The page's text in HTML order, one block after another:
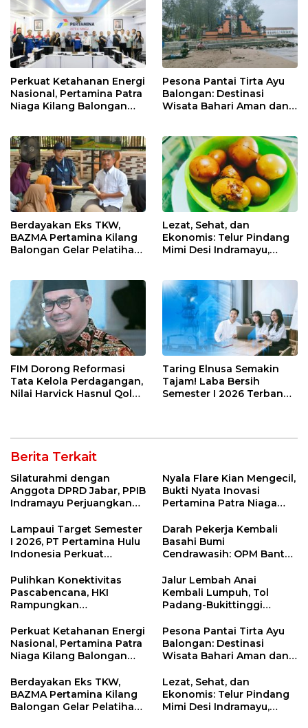
Perkuat Ketahanan Energi
Nasional, Pertamina Patra
Niaga Kilang Balongan
Pesona Pantai Tirta Ayu
Balongan: Destinasi
Wisata Bahari Aman dan
Berdayakan Eks TKW,
BAZMA Pertamina Kilang
Balongan Gelar Pelatihan
Rawadalem
Lezat, Sehat, dan
Ekonomis: Telur Pindang
Mimi Desi Indramayu,
Ketagihan!
FIM Dorong Reformasi
Tata Kelola Perdagangan,
Nilai Harvick Hasnul Qolbi
Taring Elnusa Semakin
Tajam! Laba Bersih
Semester I 2026 Terbang
Berita Terkait
Silaturahmi dengan
Anggota DPRD Jabar, PPIB
Indramayu Perjuangkan
Center
Nyala Flare Kian Mengecil,
Bukti Nyata Inovasi
Pertamina Patra Niaga
Net Zero Emission 2060
Lampaui Target Semester
I 2026, PT Pertamina Hulu
Indonesia Perkuat
Nasional Lewat Inovasi &
Keselamatan Kerja
Darah Pekerja Kembali
Basahi Bumi
Cendrawasih: OPM Bantai
di Tolikara!
Pulihkan Konektivitas
Pascabencana, HKI
Rampungkan
Lembah Anai dan Malalak
Jalur Lembah Anai
Kembali Lumpuh, Tol
Padang-Bukittinggi
Strategis
Perkuat Ketahanan Energi
Nasional, Pertamina Patra
Niaga Kilang Balongan
Jetty Propylene
Pesona Pantai Tirta Ayu
Balongan: Destinasi
Wisata Bahari Aman dan
Berdayakan Eks TKW,
BAZMA Pertamina Kilang
Balongan Gelar Pelatihan
Lezat, Sehat, dan
Ekonomis: Telur Pindang
Mimi Desi Indramayu,